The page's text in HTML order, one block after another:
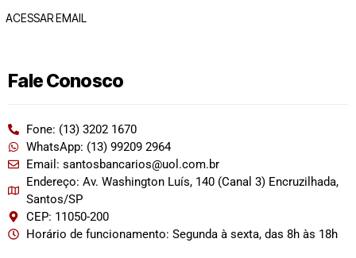
ACESSAR EMAIL
Fale Conosco
Fone: (13) 3202 1670
WhatsApp: (13) 99209 2964
Email: santosbancarios@uol.com.br
Endereço: Av. Washington Luís, 140 (Canal 3) Encruzilhada,
Santos/SP
CEP: 11050-200
Horário de funcionamento: Segunda à sexta, das 8h às 18h